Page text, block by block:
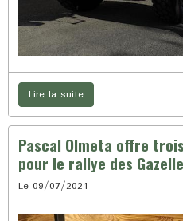
Lire la suite
Pascal Olmeta offre
pour le rallye des
Le 09/07/2021